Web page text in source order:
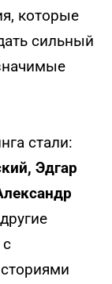
которые
сильный
стали:
Эдгар